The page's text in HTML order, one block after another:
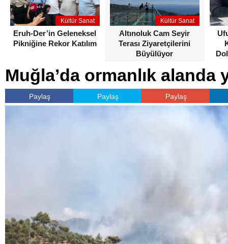
Kültür Sanat
Eruh-Der’in Geleneksel
Pikniğine Rekor Katılım
Kültür Sanat
Altınoluk Cam Seyir
Terası Ziyaretçilerini
Büyülüyor
Muğla’da ormanlık alanda
Paylaş Paylaş Paylaş